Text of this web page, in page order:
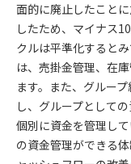
面的に廃止したこと
したため、マイナス
クルは平準化すると
は、売掛金管理、在
ます。また、グルー
し、グループとして
個別に資金を管理し
の資金管理ができる